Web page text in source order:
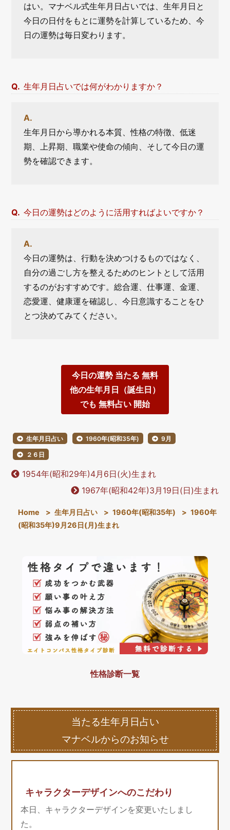
はい。マナベル式生年月日占いでは、生年月日と
今日の日付をもとに運勢を計算しているため、今
日の運勢は毎日変わります。
生年月日占いでは何がわかりますか？
生年月日から導かれる本質、性格の特徴、低迷
期、上昇期、職業や使命の傾向、そして今日の運
勢を確認できます。
今日の運勢はどのように活用すればよいですか？
今日の運勢は、行動を決めつけるものではなく、
自分の過ごし方を整えるためのヒントとして活用
するのがおすすめです。総合運、仕事運、金運、
恋愛運、健康運を確認し、今日意識することをひ
とつ決めてみてください。
今日の運勢 当たる 無料
他の生年月日（誕生日）
でも 無料占い 開始
生年月日占い 1960年(昭和35年) 9月
２６日
1954年(昭和29年)4月6日(火)生まれ
1967年(昭和42年)3月19日(日)生まれ
Home > 生年月日占い > 1960年(昭和35年) > 1960年
(昭和35年)9月26日(月)生まれ
性格診断一覧
当たる生年月日占い
マナベルからのお知らせ
キャラクターデザインへのこだわり
本日、キャラクターデザインを変更いたしまし
た。